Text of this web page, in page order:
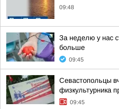
09:48
За неделю у нас
больше
09:45
Севастопольцы
физкультурника
09:45